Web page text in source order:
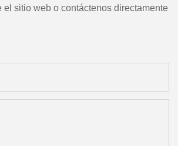
sitio web o contáctenos directamente